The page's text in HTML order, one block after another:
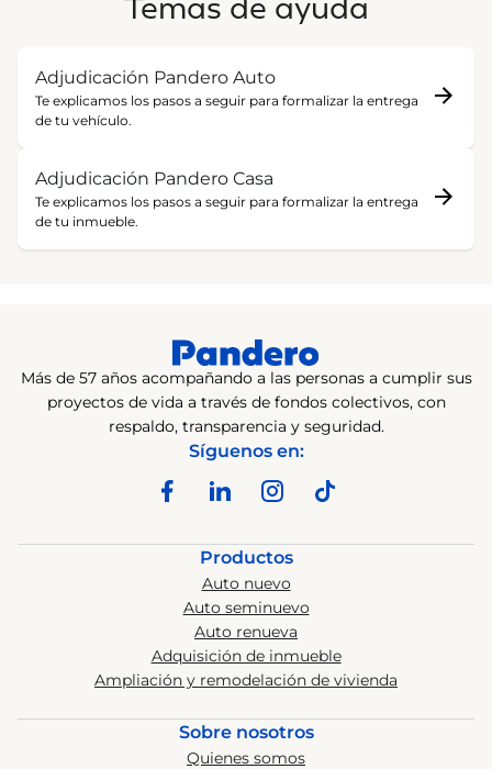
estado actualizado de tu contrato.
informarte y orientarte.
Mediante la comunicación del equipo de
Asambleas, que también te notificará
en notaría, inscripción en Registros Públicos (RR.PP.),
En Pandero Casa, el tiempo depende de la revisión de
documentos, estudios y tasación, la orden de pedido,
la emisión de documentos, las firmas en notaría y la
Tu Funcionario de Servicios y Ventas te acompañará
en todo el proceso y te irá informando el avance hasta
Temas de ayuda
Adjudicación Pandero Auto
Te explicamos los pasos a seguir para formalizar la entrega
de tu vehículo.
Adjudicación Pandero Casa
Te explicamos los pasos a seguir para formalizar la entrega
de tu inmueble.
Más de 57 años acompañando a las personas a cumplir sus
proyectos de vida a través de fondos colectivos, con
respaldo, transparencia y seguridad.
Síguenos en:
Productos
Auto nuevo
Auto seminuevo
Auto renueva
Adquisición de inmueble
Ampliación y remodelación de vivienda
Sobre nosotros
Quienes somos